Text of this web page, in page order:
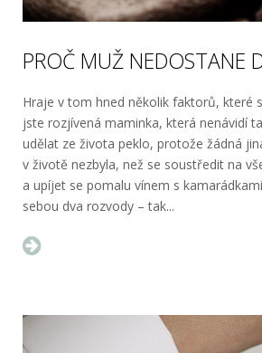
PROČ MUŽ NEDOSTANE
Hraje v tom hned několik faktorů, které
jste rozjívená maminka, která nenávidí
udělat ze života peklo, protože žádná
v životě nezbyla, než se soustředit na
a upíjet se pomalu vínem s
sebou dva rozvody – tak...